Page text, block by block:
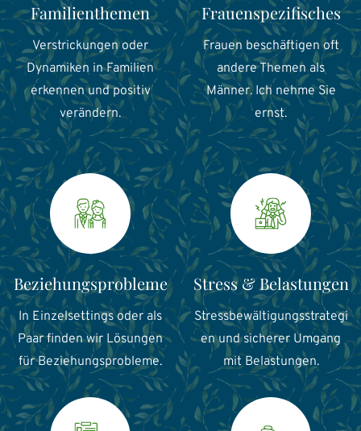
Familienthemen
Verstrickungen oder
Dynamiken in Familien
erkennen und positiv
verändern.
Frauenspezifisches
Frauen beschäftigen oft
andere Themen als
Männer. Ich nehme Sie
ernst.
Beziehungsprobleme
In Einzelsettings oder als
Paar finden wir Lösungen
für Beziehungsprobleme.
Stress & Belastungen
Stressbewältigungsstrategi
en und sicherer Umgang
mit Belastungen.